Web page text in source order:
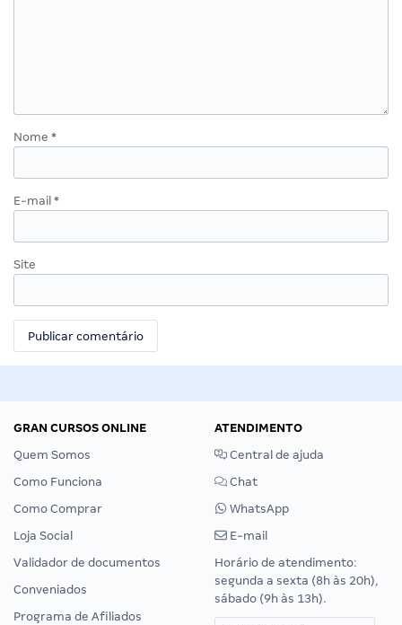
Nome *
E-mail *
Site
GRAN CURSOS ONLINE
Quem Somos
Como Funciona
Como Comprar
Loja Social
Validador de documentos
Conveniados
Programa de Afiliados
ATENDIMENTO
Central de ajuda
Chat
WhatsApp
E-mail
Horário de atendimento:
segunda a sexta (8h às 20h),
sábado (9h às 13h).